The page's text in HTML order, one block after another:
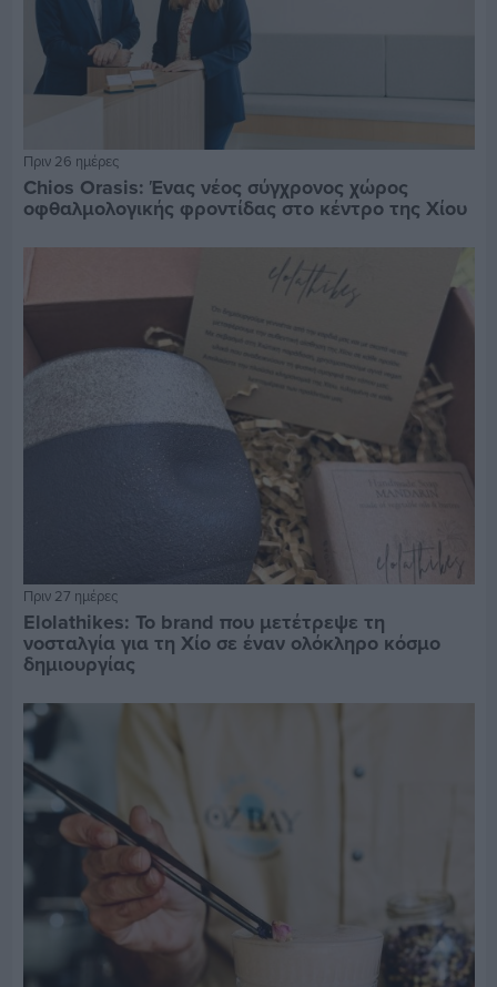
Πριν 26 ημέρες
Chios Orasis: Ένας νέος σύγχρονος χώρος
οφθαλμολογικής φροντίδας στο κέντρο της Χίου
Πριν 27 ημέρες
Elolathikes: Το brand που μετέτρεψε τη
νοσταλγία για τη Χίο σε έναν ολόκληρο κόσμο
δημιουργίας